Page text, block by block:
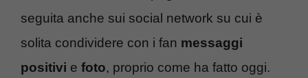
seguita anche sui social network su cui è
solita condividere con i fan messaggi
positivi e foto, proprio come ha fatto oggi.